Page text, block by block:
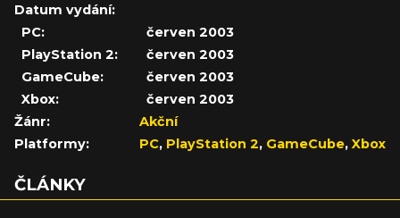
Datum vydání:
PC:
červen 2003
PlayStation 2:
červen 2003
GameCube:
červen 2003
Xbox:
červen 2003
Žánr:
Akční
Platformy:
PC, PlayStation 2, GameCube, Xbox
ČLÁNKY